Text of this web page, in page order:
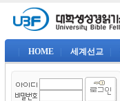
HOME 세계선교